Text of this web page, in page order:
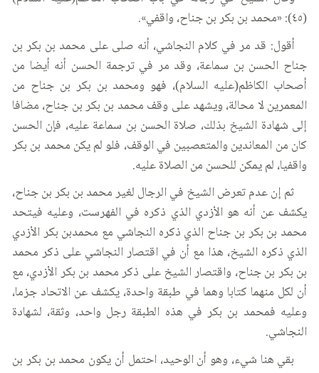
(٤٥): «محمد بن بكر بن جناح، واقفي».
أقول: قد مر في كلام النجاشي، أنه صلى على محمد بن بكر بن
جناح الحسن بن سماعة، وقد مر في ترجمة الحسن أنه أيضا من
أصحاب الكاظم(عليه السلام)، فهو ومحمد بن بكر بن جناح من
المعمرين لا محالة، ويشهد على وقف محمد بن بكر بن جناح، مضافا
إلى شهادة الشيخ بذلك، صلاة الحسن بن سماعة عليه، فإن الحسن
كان من المعاندين والمتعصبين في الوقف، فلو لم يكن محمد بن بكر
واقفيا، لم يمكن للحسن من الصلاة عليه.
ثم إن عدم تعرض الشيخ في الرجال لغير محمد بن بكر بن جناح،
يكشف عن أنه هو الأزدي الذي ذكره في الفهرست، وعليه فيتحد
محمد بن بكر بن جناح الذي ذكره النجاشي مع محمدبن بكر الأزدي
الذي ذكره الشيخ، هذا مع أن في اقتصار النجاشي على ذكر محمد
بن بكر بن جناح، واقتصار الشيخ على ذكر محمد بن بكر الأزدي، مع
أن لكل منهما كتابا وهما في طبقة واحدة، يكشف عن الاتحاد جزما،
وعليه فمحمد بن بكر في هذه الطبقة رجل واحد، وثقة، لشهادة
النجاشي.
بقي هنا شيء، وهو أن الوحيد، احتمل أن يكون محمد بن بكر بن